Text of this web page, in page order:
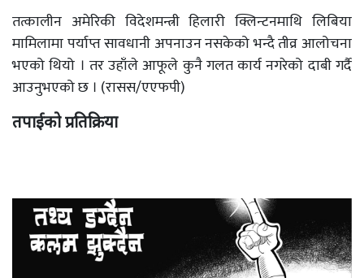
तत्कालीन अमेरिकी विदेशमन्त्री हिलारी क्लिन्टनमाथि लिबिया
मामिलामा पर्याप्त सावधानी अपनाउन नसकेको भन्दै तीव्र आलोचना
भएको थियो । तर उहाँले आफूले कुनै गलत कार्य नगरेको दाबी गर्दै
आउनुभएको छ । (रासस/एएफपी)
तपाईको प्रतिक्रिया